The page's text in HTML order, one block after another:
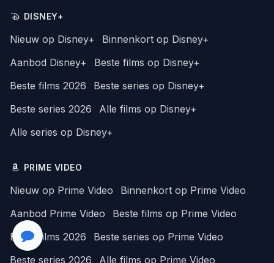
DISNEY+
Nieuw op Disney+
Binnenkort op Disney+
Aanbod Disney+
Beste films op Disney+
Beste films 2026
Beste series op Disney+
Beste series 2026
Alle films op Disney+
Alle series op Disney+
PRIME VIDEO
Nieuw op Prime Video
Binnenkort op Prime Video
Aanbod Prime Video
Beste films op Prime Video
Beste films 2026
Beste series op Prime Video
Beste series 2026
Alle films op Prime Video